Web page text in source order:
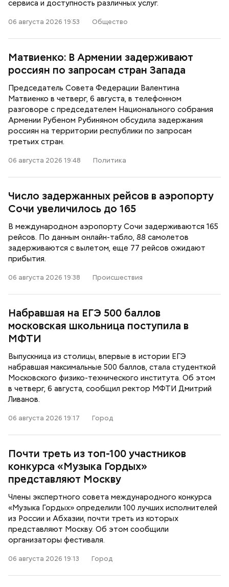
сервиса и доступность различных услуг.
06 августа 2026 19:53 Общество
Матвиенко: В Армении задерживают
россиян по запросам стран Запада
Председатель Совета Федерации Валентина
Матвиенко в четверг, 6 августа, в телефонном
разговоре с председателем Национального собрания
Армении Рубеном Рубиняном обсудила задержания
россиян на территории республики по запросам
третьих стран.
06 августа 2026 19:48 Политика
Число задержанных рейсов в аэропорту
Сочи увеличилось до 165
В международном аэропорту Сочи задерживаются 165
рейсов. По данным онлайн-табло, 88 самолетов
задерживаются с вылетом, еще 77 рейсов ожидают
прибытия.
06 августа 2026 19:38 Происшествия
Набравшая на ЕГЭ 500 баллов
московская школьница поступила в
МФТИ
Выпускница из столицы, впервые в истории ЕГЭ
набравшая максимальные 500 баллов, стала студенткой
Московского физико-технического института. Об этом
в четверг, 6 августа, сообщил ректор МФТИ Дмитрий
Ливанов.
06 августа 2026 19:17 Город
Почти треть из топ-100 участников
конкурса «Музыка Гордых»
представляют Москву
Члены экспертного совета международного конкурса
«Музыка Гордых» определили 100 лучших исполнителей
из России и Абхазии, почти треть из которых
представляют Москву. Об этом сообщили
организаторы фестиваля.
06 августа 2026 19:13 Город